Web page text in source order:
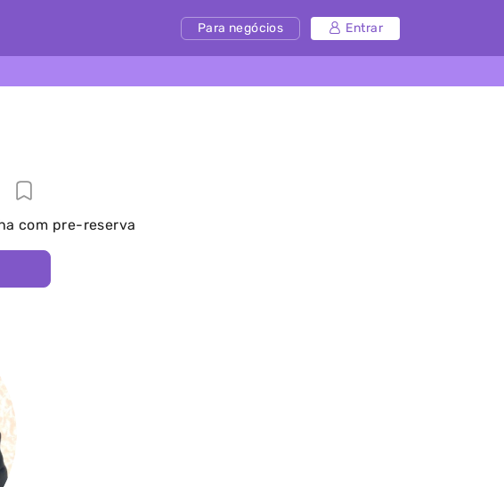
Para negócios Entrar
com pre-reserva